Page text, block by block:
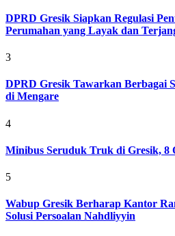
DPRD Gresik Siapkan Regulasi
Perumahan yang Layak dan
3
DPRD Gresik Tawarkan Berbagai
di Mengare
4
Minibus Seruduk Truk di Gresik, 8
5
Wabup Gresik Berharap Kantor
Solusi Persoalan Nahdliyyin